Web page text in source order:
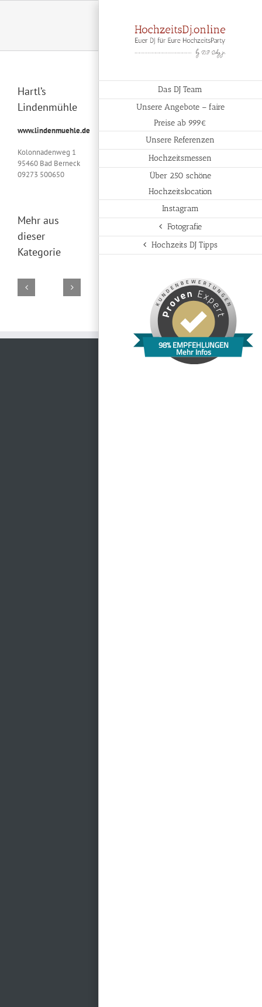
Das DJ Team
Unsere Angebote – faire
Preise ab 999€
Unsere Referenzen
Hochzeitsmessen
Über 250 schöne
Hochzeitslocation
Instagram
Fotografie
Hochzeits DJ Tipps
98% EMPFEHLUNGEN
Mehr Infos
Hartl’s
Lindenmühle
www.lindenmuehle.de
Kolonnadenweg 1
95460 Bad Berneck
09273 500650
Mehr aus
dieser
Kategorie
BayreuthObernseesWaldeck–
Gastronomie
Hütte